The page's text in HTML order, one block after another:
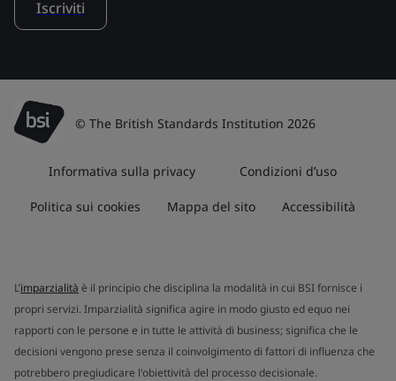
Iscriviti
© The British Standards Institution 2026
Informativa sulla privacy Condizioni d’uso
Politica sui cookies Mappa del sito Accessibilità
L’imparzialità è il principio che disciplina la modalità in cui BSI fornisce i
propri servizi. Imparzialità significa agire in modo giusto ed equo nei
rapporti con le persone e in tutte le attività di business; significa che le
decisioni vengono prese senza il coinvolgimento di fattori di influenza che
potrebbero pregiudicare l'obiettività del processo decisionale.